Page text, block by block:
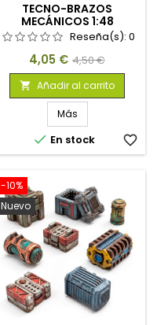
TECNO-BRAZOS
MECÁNICOS 1:48
Reseña(s): 0
Precio
4,05 € Precio
base
4,50 €
 Añadir al carrito
Más
 En stock favorite_border
-10%
Nuevo